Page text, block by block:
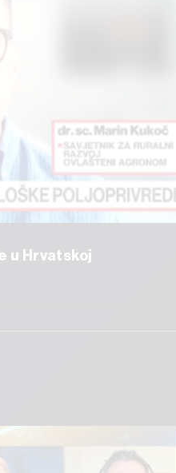
u Hrvatskoj